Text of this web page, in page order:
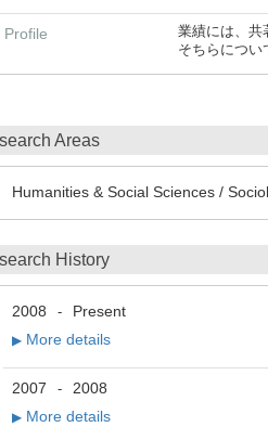
Profile
業績には、共
そちらについ
Areas
Humanities & Social Sciences /
History
2008 - Present
▶ More details
2007 - 2008
▶ More details